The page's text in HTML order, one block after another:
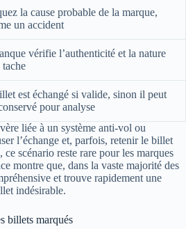
la cause probable de la marque,
un accident
vérifie l’authenticité et la nature
tache
est échangé si valide, sinon il peut
pour analyse
liée à un système anti-vol ou
l’échange et, parfois, retenir le billet
scénario reste rare pour les marques
montre que, dans la vaste majorité des
et trouve rapidement une
indésirable.
billets marqués